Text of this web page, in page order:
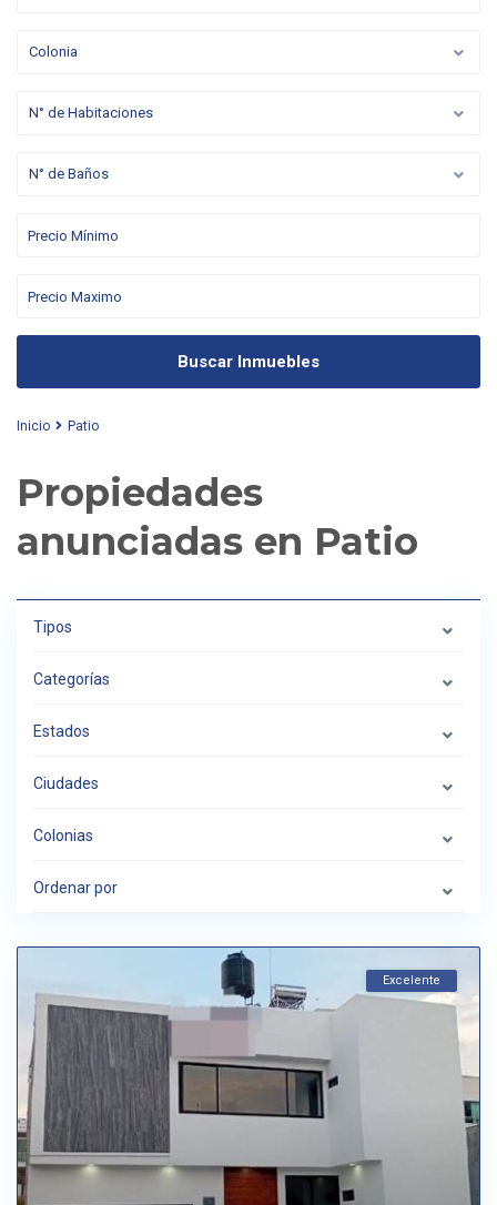
Colonia
N° de Habitaciones
N° de Baños
Buscar Inmuebles
Inicio Patio
Propiedades
anunciadas en Patio
Tipos
Categorías
Estados
Ciudades
Colonias
Ordenar por
Excelente